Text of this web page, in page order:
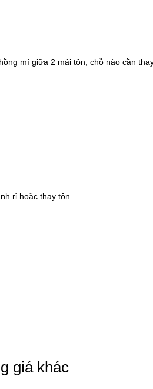
mí giữa 2 mái tôn, chỗ nào cần
rỉ hoặc thay tôn.
giá khác